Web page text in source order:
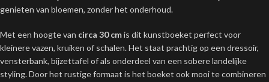
genieten van bloemen, zonder het onderhoud.
Met een hoogte van circa 30 cmis dit kunstboeket perfect voor
kleinere vazen, kruiken of schalen. Het staat prachtig op een dressoir,
vensterbank, bijzettafel of als onderdeel van een sobere landelijke
styling. Door het rustige formaat is het boeket ook mooi te combineren